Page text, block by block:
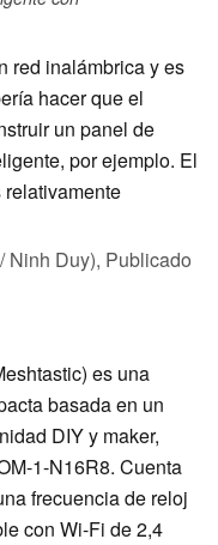
red inalámbrica y es
hacer que el
un panel de
por ejemplo. El
Ninh Duy), Publicado
es una
basada en un
DIY y maker,
1-N16R8. Cuenta
frecuencia de reloj
con Wi-Fi de 2,4